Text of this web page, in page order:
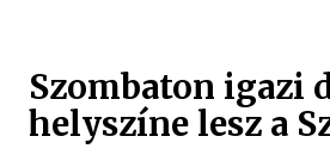
Szombaton igazi
helyszíne lesz a